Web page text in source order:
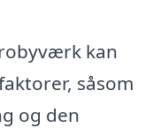
kan
såsom
og den